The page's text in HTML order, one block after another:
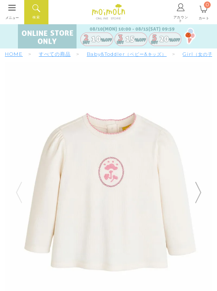
ONLINE STORE アカウン
ト
検索
メニュー カート
0
HOME すべての商品 Baby&Toddler （ベビー&キッズ） Girl （女の子）